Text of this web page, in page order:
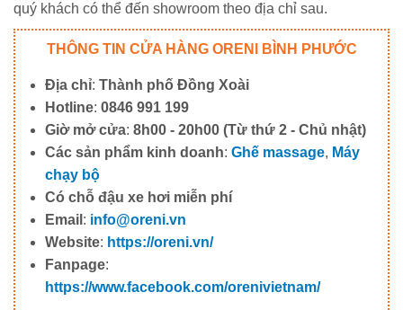
quý khách có thể đến showroom theo địa chỉ sau.
THÔNG TIN CỬA HÀNG ORENI BÌNH PHƯỚC
Địa chỉ: Thành phố Đồng Xoài
Hotline: 0846 991 199
Giờ mở cửa: 8h00 - 20h00 (Từ thứ 2 - Chủ nhật)
Các sản phẩm kinh doanh: Ghế massage, Máy
chạy bộ
Có chỗ đậu xe hơi miễn phí
Email : info@oreni.vn
Website: https://oreni.vn/
Fanpage:
https://www.facebook.com/orenivietnam/